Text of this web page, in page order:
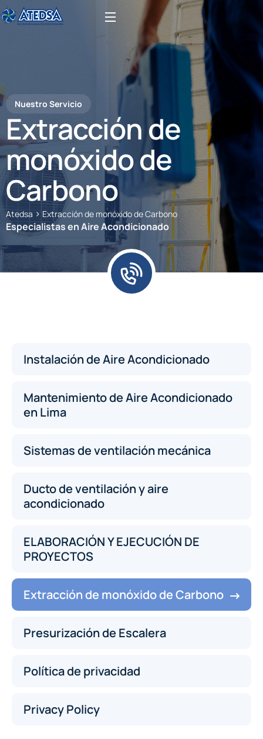
Nuestro Servicio
Extracción de
monóxido de
Carbono
Atedsa>Extracción de monóxido de Carbono
Especialistas en Aire Acondicionado
Instalación de Aire Acondicionado
Mantenimiento de Aire Acondicionado
en Lima
Sistemas de ventilación mecánica
Ducto de ventilación y aire
acondicionado
ELABORACIÓN Y EJECUCIÓN DE
PROYECTOS
Extracción de monóxido de Carbono
Presurización de Escalera
Política de privacidad
Privacy Policy